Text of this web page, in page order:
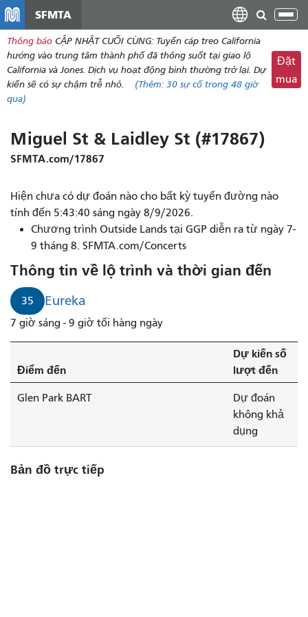
dung
SFMTA
Thông báo CẬP NHẬT CUỐI CÙNG: Tuyến cáp treo California
hướng vào trung tâm thành phố đã thông suốt tại giao lộ
California và Jones. Dịch vụ hoạt động bình thường trở lại. Dự
kiến ​​sẽ có sự chậm trễ nhỏ.
(Thêm: 30 sự cố trong 48 giờ
qua)
Đặt
mua
Miguel St & Laidley St (#17867)
SFMTA.com/17867
Hiện chưa có dự đoán nào cho bất kỳ tuyến đường nào
tính đến 5:43:40 sáng ngày 8/9/2026.
Chương trình Outside Lands tại GGP diễn ra từ ngày 7-
9 tháng 8. SFMTA.com/Concerts
Thông tin về lộ trình và thời gian đến
35 Eureka
7 giờ sáng - 9 giờ tối hàng ngày
Điểm đến
Dự kiến ​​số
lượt đến
Glen Park BART
Dự đoán
không khả
dụng
Bản đồ trực tiếp